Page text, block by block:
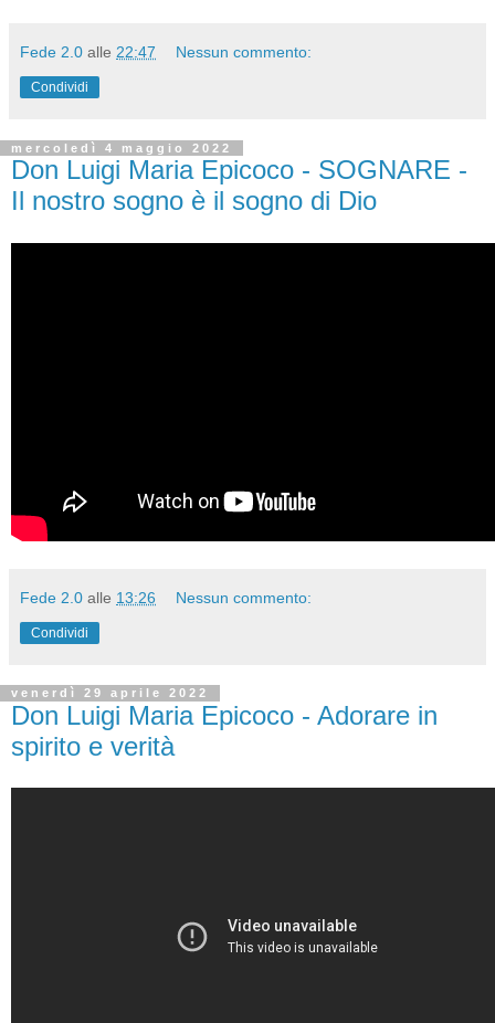
Fede 2.0 alle 22:47 Nessun commento:
Condividi
mercoledì 4 maggio 2022
Don Luigi Maria Epicoco - SOGNARE -
Il nostro sogno è il sogno di Dio
Fede 2.0 alle 13:26 Nessun commento:
Condividi
venerdì 29 aprile 2022
Don Luigi Maria Epicoco - Adorare in
spirito e verità